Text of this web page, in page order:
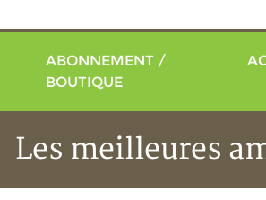
ABONNEMENT /
BOUTIQUE
Les meilleures